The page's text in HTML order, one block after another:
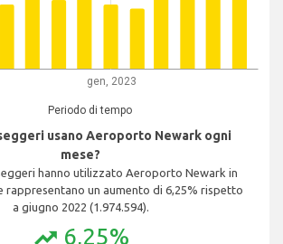
gen, 2023
Periodo di tempo
usano Aeroporto Newark ogni
mese?
hanno utilizzato Aeroporto Newark in
rappresentano un aumento di 6,25% rispetto
a giugno 2022 (1.974.594).
trending_up 6,25%